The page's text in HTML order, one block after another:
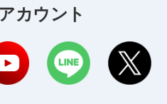
カウント